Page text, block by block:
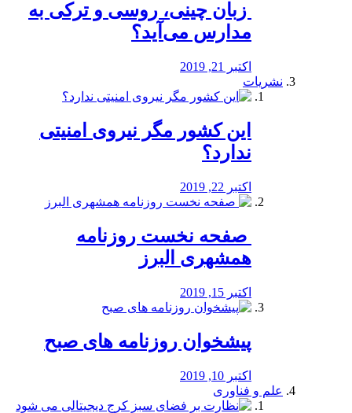
️ زبان چینی، روسی و ترکی به
مدارس می‌آید؟
اکتبر 21, 2019
نشریات
این کشور مگر نیروی امنیتی
ندارد؟
اکتبر 22, 2019
️ صفحه نخست روزنامه‌
همشهری البرز
اکتبر 15, 2019
پیشخوان روزنامه های صبح
اکتبر 10, 2019
علم و فناوری